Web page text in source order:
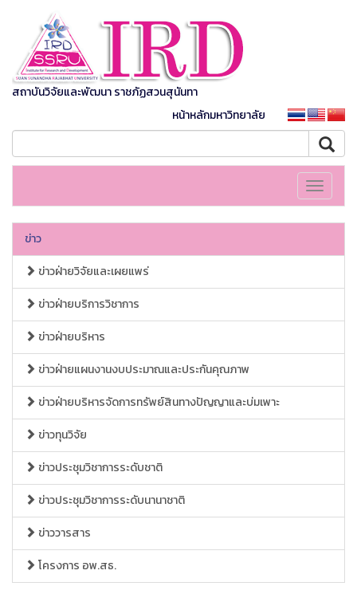
สถาบันวิจัยและพัฒนา ราชภัฏสวนสุนันทา
หน้าหลักมหาวิทยาลัย
Toggle
ข่าว
ข่าวฝ่ายวิจัยและเผยแพร่
ข่าวฝ่ายบริการวิชาการ
ข่าวฝ่ายบริหาร
ข่าวฝ่ายแผนงานงบประมาณและประกันคุณภาพ
ข่าวฝ่ายบริหารจัดการทรัพย์สินทางปัญญาและบ่มเพาะ
ข่าวทุนวิจัย
ข่าวประชุมวิชาการระดับชาติ
ข่าวประชุมวิชาการระดับนานาชาติ
ข่าววารสาร
โครงการ อพ.สธ.